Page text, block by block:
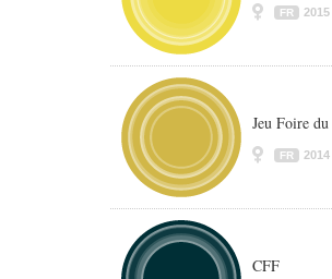
FR 2015
Jeu Foire
FR 2014
CFF